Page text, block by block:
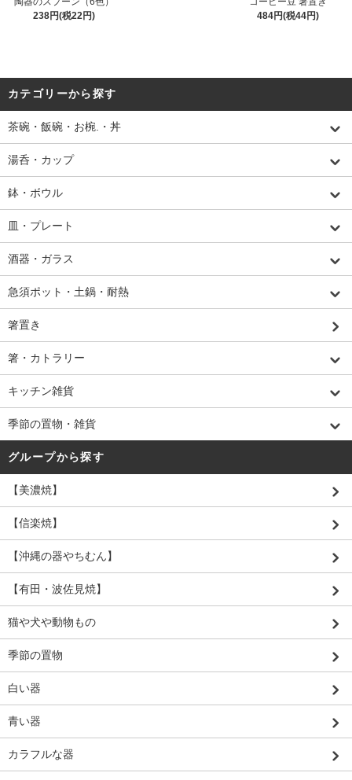
238円(税22円)
484円(税44円)
カテゴリーから探す
茶碗・飯碗・お椀.・丼
湯呑・カップ
鉢・ボウル
皿・プレート
酒器・ガラス
急須ポット・土鍋・耐熱
箸置き
箸・カトラリー
キッチン雑貨
季節の置物・雑貨
グループから探す
【美濃焼】
【信楽焼】
【沖縄の器やちむん】
【有田・波佐見焼】
猫や犬や動物もの
季節の置物
白い器
青い器
カラフルな器